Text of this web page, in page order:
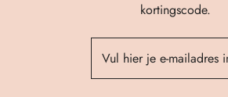
Contact
kortingscode.